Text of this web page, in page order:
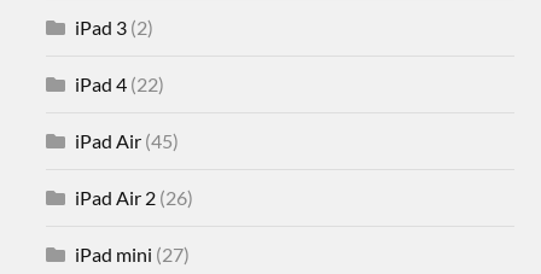
iPad 3 (2)
iPad 4 (22)
iPad Air (45)
iPad Air 2 (26)
iPad mini (27)